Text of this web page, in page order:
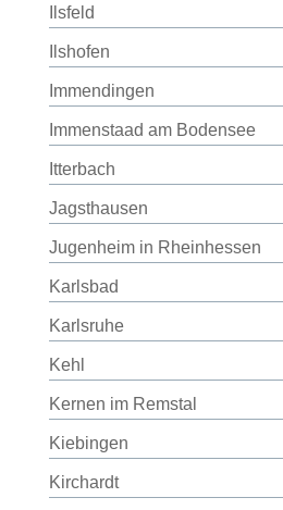
Ilsfeld
Ilshofen
Immendingen
Immenstaad am Bodensee
Itterbach
Jagsthausen
Jugenheim in Rheinhessen
Karlsbad
Karlsruhe
Kehl
Kernen im Remstal
Kiebingen
Kirchardt